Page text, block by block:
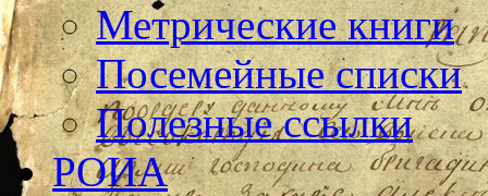
Метрические книги
Посемейные списки
Полезные ссылки
РОИА